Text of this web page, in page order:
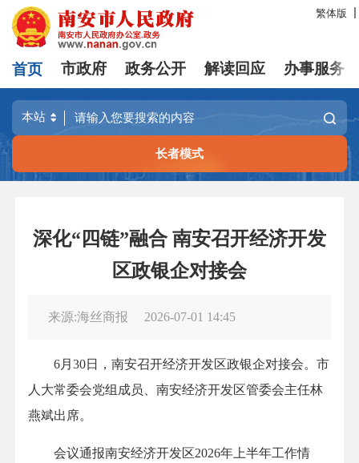
繁体版
首页 市政府 政务公开 解读回应 办事服务
长者模式
深化“四链”融合 南安召开经济开发
区政银企对接会
来源:海丝商报 2026-07-01 14:45
6月30日，南安召开经济开发区政银企对接会。市
人大常委会党组成员、南安经济开发区管委会主任林
燕斌出席。
会议通报南安经济开发区2026年上半年工作情